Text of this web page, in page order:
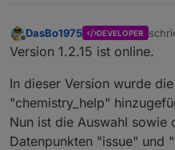
Offline
DasBo1975 DEVELOPER
Version 1.2.15 ist online.
In dieser Version wurde
"chemistry_help"
Nun ist die Auswahl sowie
Datenpunkten "issue" und